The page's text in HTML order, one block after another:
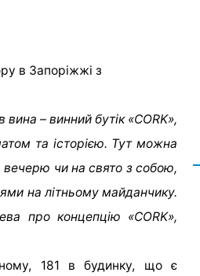
– винний бутік «CORK»,
та історією. Тут можна
вечерю чи на свято з собою,
на літньому майданчику.
про концепцію «CORK»,
181 в будинку, що є